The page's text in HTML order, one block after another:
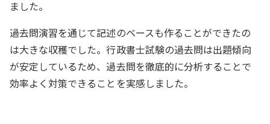
ました。
過去問演習を通じて記述のベースも作ることができたの
は大きな収穫でした。行政書士試験の過去問は出題傾向
が安定しているため、過去問を徹底的に分析することで
効率よく対策できることを実感しました。